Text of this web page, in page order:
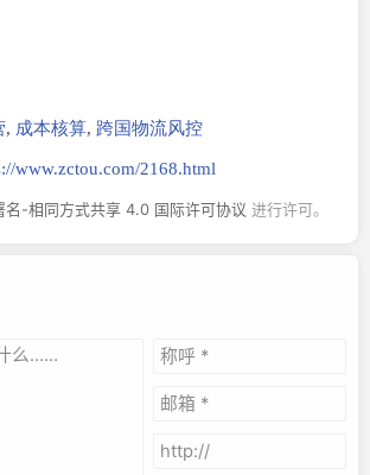
成本核算 跨国物流风控
www.zctou.com/2168.html
名-相同方式共享 4.0 国际许可协议 进行许可。